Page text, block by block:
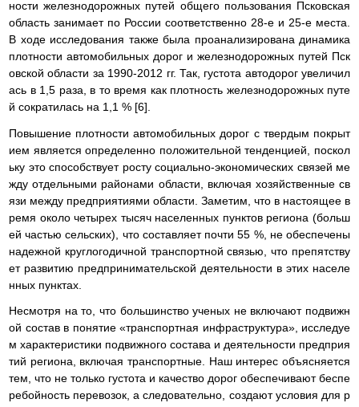
ности железнодорожных путей общего пользования Псковская
область занимает по России соответственно 28-е и 25-е места.
В ходе исследования также была проанализирована динамика
плотности автомобильных дорог и железнодорожных путей Пск
овской области за 1990-2012 гг. Так, густота автодорог увеличил
ась в 1,5 раза, в то время как плотность железнодорожных путе
й сократилась на 1,1 % [6].
Повышение плотности автомобильных дорог с твердым покрыт
ием является определенно положительной тенденцией, поскол
ьку это способствует росту социально-экономических связей ме
жду отдельными районами области, включая хозяйственные св
язи между предприятиями области. Заметим, что в настоящее в
ремя около четырех тысяч населенных пунктов региона (больш
ей частью сельских), что составляет почти 55 %, не обеспечены
надежной круглогодичной транспортной связью, что препятству
ет развитию предпринимательской деятельности в этих населе
нных пунктах.
Несмотря на то, что большинство ученых не включают подвижн
ой состав в понятие «транспортная инфраструктура», исследуе
м характеристики подвижного состава и деятельности предприя
тий региона, включая транспортные. Наш интерес объясняется
тем, что не только густота и качество дорог обеспечивают беспе
ребойность перевозок, а следовательно, создают условия для р